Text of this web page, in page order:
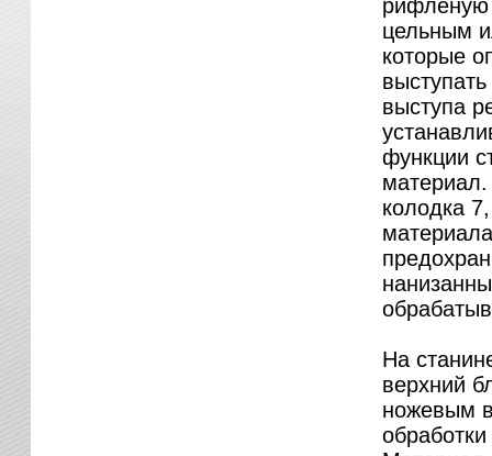
рифленую
цельным
которые
выступа
функции
колодка
На
верхний
ножевым